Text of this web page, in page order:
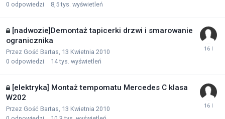
0 odpowiedzi 8,5 tys. wyświetleń
[nadwozie]Demontaż tapicerki drzwi i smarowanie
ogranicznika
Przez Gość Bartas, 13 Kwietnia 2010
0 odpowiedzi 14 tys. wyświetleń
[elektryka] Montaż tempomatu Mercedes C klasa
W202
Przez Gość Bartas, 13 Kwietnia 2010